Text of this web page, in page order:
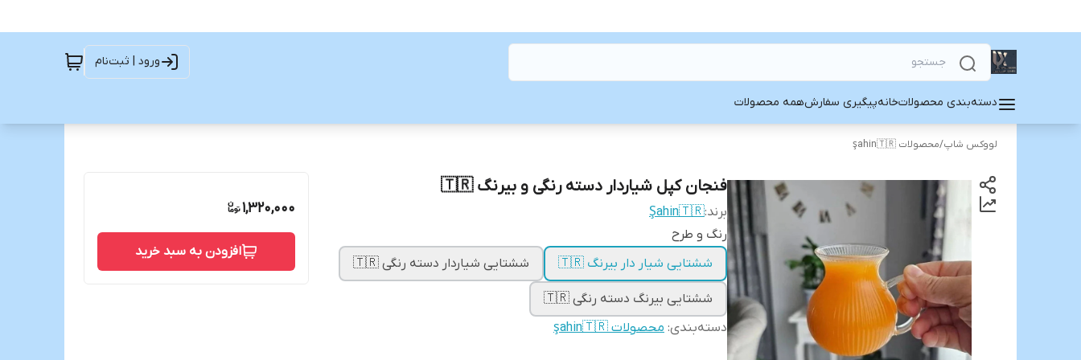
ورود | ثبت‌نام
دسته‌بندی محصولاتخانهپیگیری سفارشهمه محصولات
لووکس شاپ/محصولات şahin🇹🇷
فنجان کپل شیاردار دسته رنگی و بیرنگ 🇹🇷
برند:Şahin🇹🇷
رنگ و طرح
ششتایی شیار دار بیرنگ 🇹🇷
ششتایی شیاردار دسته رنگی 🇹🇷
ششتایی بیرنگ دسته رنگی 🇹🇷
دسته‌بندی: محصولات şahin🇹🇷
1,320,000
افزودن به سبد خرید